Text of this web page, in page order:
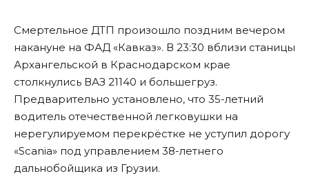
Смертельное ДТП произошло поздним вечером
накануне на ФАД «Кавказ». В 23:30 вблизи станицы
Архангельской в Краснодарском крае
столкнулись ВАЗ 21140 и большегруз.
Предварительно установлено, что 35-летний
водитель отечественной легковушки на
нерегулируемом перекрёстке не уступил дорогу
«Scania» под управлением 38-летнего
дальнобойщика из Грузии.